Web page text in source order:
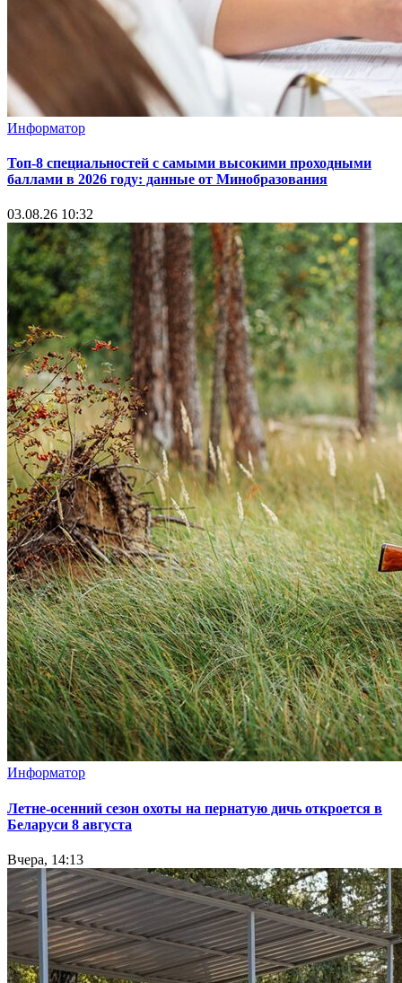
Информатор
Топ-8 специальностей с самыми высокими проходными
баллами в 2026 году: данные от Минобразования
03.08.26 10:32
Информатор
Летне-осенний сезон охоты на пернатую дичь откроется в
Беларуси 8 августа
Вчера, 14:13